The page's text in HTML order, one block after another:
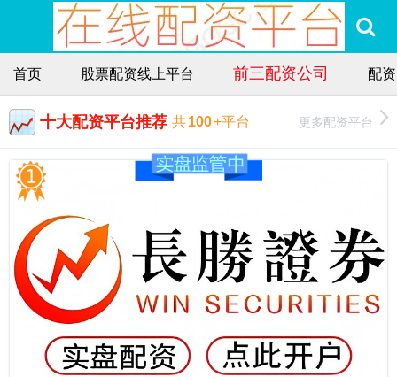
首页 股票配资线上平台 前三配资公司 配
十大配资平台推荐 共100+平台 更多配资平台